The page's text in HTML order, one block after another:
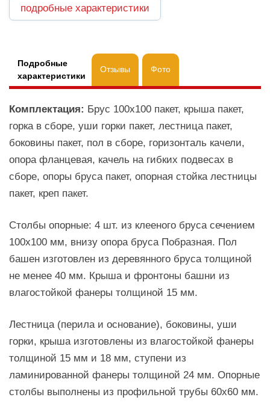
подробные характеристики
Подробные
характеристики
Отзывы Фото
Комплектация: Брус 100х100 пакет, крыша пакет,
горка в сборе, уши горки пакет, лестница пакет,
боковины пакет, пол в сборе, горизонталь качели,
опора фланцевая, качель на гибких подвесах в
сборе, опоры бруса пакет, опорная стойка лестницы
пакет, креп пакет.
Столбы опорные: 4 шт. из клееного бруса сечением
100х100 мм, внизу опора бруса Побразная. Пол
башен изготовлен из деревянного бруса толщиной
не менее 40 мм. Крыша и фронтоны башни из
влагостойкой фанеры толщиной 15 мм.
Лестница (перила и основание), боковины, уши
горки, крыша изготовлены из влагостойкой фанеры
толщиной 15 мм и 18 мм, ступени из
ламинированной фанеры толщиной 24 мм. Опорные
столбы выполнены из профильной трубы 60х60 мм.